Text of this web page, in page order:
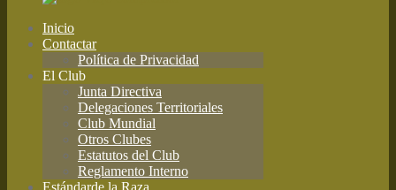
Inicio
Contactar
Política de Privacidad
El Club
Junta Directiva
Delegaciones Territoriales
Club Mundial
Otros Clubes
Estatutos del Club
Reglamento Interno
Estándarde la Raza